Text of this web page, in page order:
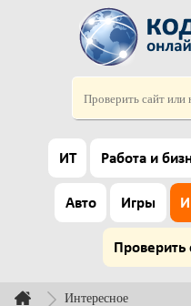
ИТ Работа и
Авто Игры
Проверить
Интересное